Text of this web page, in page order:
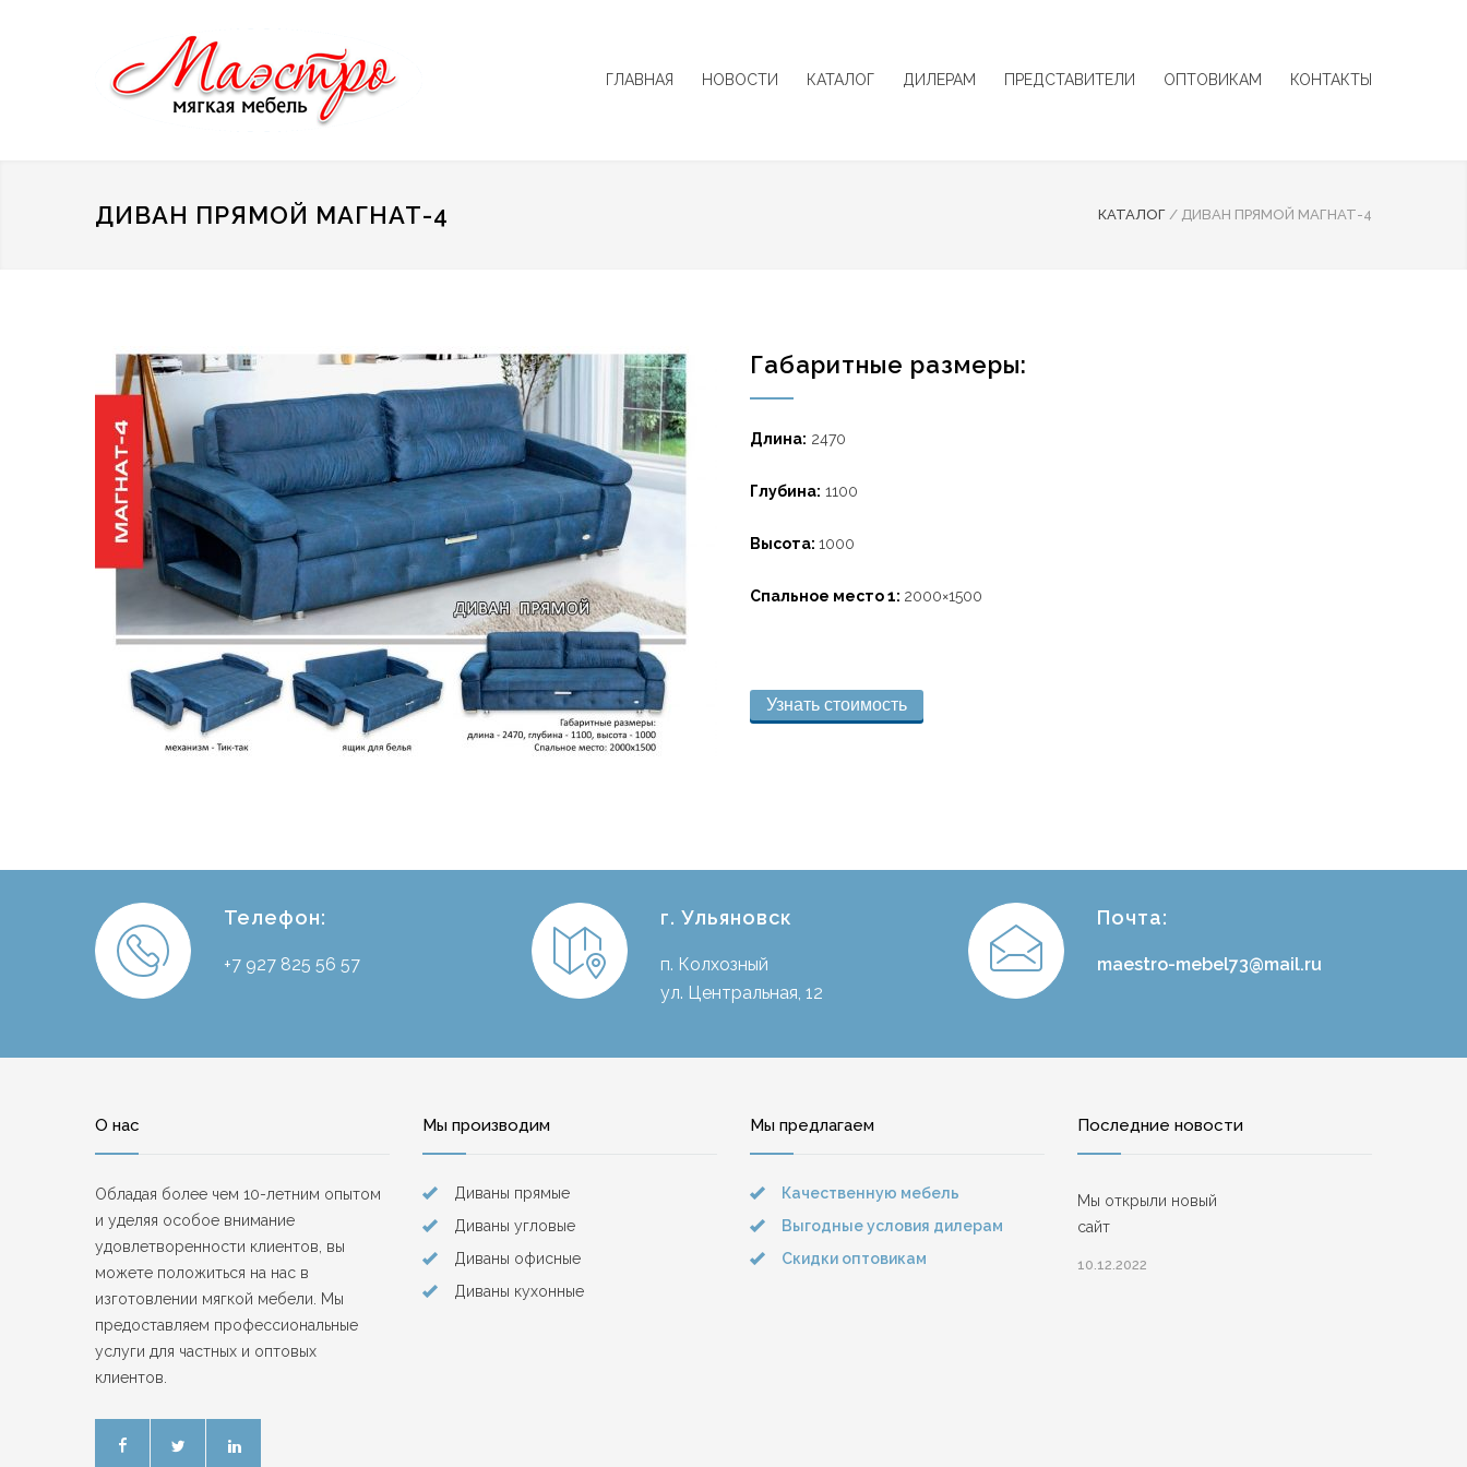
ГЛАВНАЯ НОВОСТИ КАТАЛОГ ДИЛЕРАМ ПРЕДСТАВИТЕЛИ ОПТОВИКАМ КОНТАКТЫ
ДИВАН ПРЯМОЙ МАГНАТ-4 КАТАЛОГ / ДИВАН ПРЯМОЙ МАГНАТ-4
Габаритные размеры:
Длина: 2470
Глубина: 1100
Высота: 1000
Спальное место 1: 2000×1500
Узнать стоимость
Телефон:
+7 927 825 56 57
г. Ульяновск
п. Колхозный
ул. Центральная, 12
Почта:
maestro-mebel73@mail.ru
О нас
Обладая более чем 10-летним опытом
и уделяя особое внимание
удовлетворенности клиентов, вы
можете положиться на нас в
изготовлении мягкой мебели. Мы
предоставляем профессиональные
услуги для частных и оптовых
клиентов.
Мы производим
Диваны прямые
Диваны угловые
Диваны офисные
Диваны кухонные
Мы предлагаем
Качественную мебель
Выгодные условия дилерам
Скидки оптовикам
Последние новости
Мы открыли новый
сайт
10.12.2022